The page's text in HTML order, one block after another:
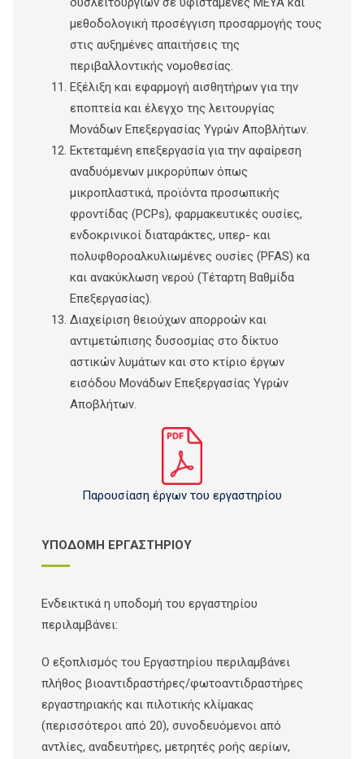
μεθοδολογική προσέγγιση προσαρμογής τους
στις αυξημένες απαιτήσεις της
περιβαλλοντικής νομοθεσίας.
Εξέλιξη και εφαρμογή αισθητήρων για την
εποπτεία και έλεγχο της λειτουργίας
Μονάδων Επεξεργασίας Υγρών Αποβλήτων.
Εκτεταμένη επεξεργασία για την αφαίρεση
αναδυόμενων μικρορύπων όπως
μικροπλαστικά, προϊόντα προσωπικής
φροντίδας (PCPs), φαρμακευτικές ουσίες,
ενδοκρινικοί διαταράκτες, υπερ- και
πολυφθοροαλκυλιωμένες ουσίες (PFAS) κα
και ανακύκλωση νερού (Τέταρτη Βαθμίδα
Επεξεργασίας).
Διαχείριση θειούχων απορροών και
αντιμετώπισης δυσοσμίας στο δίκτυο
αστικών λυμάτων και στο κτίριο έργων
εισόδου Μονάδων Επεξεργασίας Υγρών
Αποβλήτων.
Παρουσίαση έργων του εργαστηρίου
ΥΠΟΔΟΜΗ ΕΡΓΑΣΤΗΡΙΟΥ
Ενδεικτικά η υποδομή του εργαστηρίου
περιλαμβάνει:
Ο εξοπλισμός του Εργαστηρίου περιλαμβάνει
πλήθος βιοαντιδραστήρες/φωτοαντιδραστήρες
εργαστηριακής και πιλοτικής κλίμακας
(περισσότεροι από 20), συνοδευόμενοι από
αντλίες, αναδευτήρες, μετρητές ροής αερίων,